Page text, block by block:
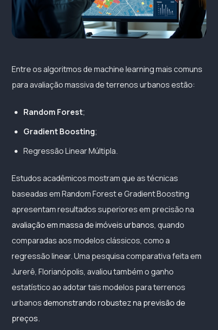
Entre os algoritmos de machine learning mais comuns
para avaliação massiva de terrenos urbanos estão:
Random Forest;
Gradient Boosting;
Regressão Linear Múltipla.
Estudos acadêmicos mostram que as técnicas
baseadas em Random Forest e Gradient Boosting
apresentam resultados superiores em precisão na
avaliação em massa de imóveis urbanos, quando
comparadas aos modelos clássicos, como a
regressão linear. Uma pesquisa comparativa feita em
Jurerê, Florianópolis, avaliou também o ganho
estatístico ao adotar tais modelos para terrenos
urbanosdemonstrando robustez na previsão de
preços.